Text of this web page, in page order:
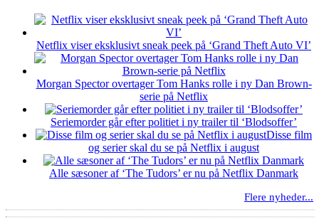
Netflix viser eksklusivt sneak peek på ‘Grand Theft Auto VI’
Morgan Spector overtager Tom Hanks rolle i ny Dan Brown-
serie på Netflix
Seriemorder går efter politiet i ny trailer til ‘Blodsoffer’
Disse film
og serier skal du se på Netflix i august
Alle sæsoner af ‘The Tudors’ er nu på Netflix Danmark
Flere nyheder...